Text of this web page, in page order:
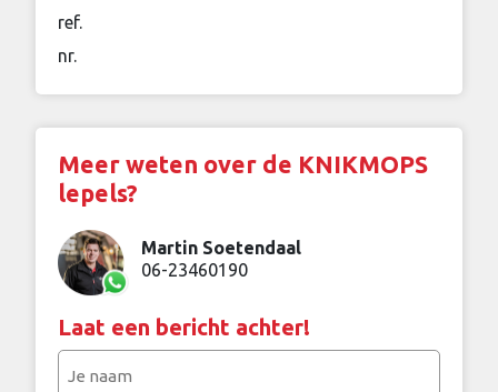
ref.
nr.
Meer weten over de KNIKMOPS
lepels?
Martin Soetendaal
06-23460190
Laat een bericht achter!